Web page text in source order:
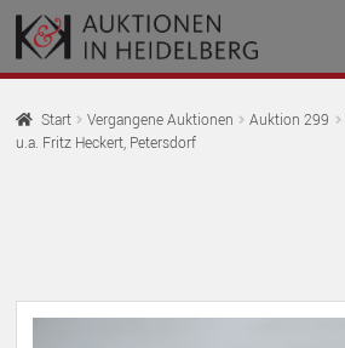
Zur
Navigation
springen
Springe
zum
Inhalt
Home
Start Vergangene Auktionen Auktion 299
u.a. Fritz Heckert, Petersdorf